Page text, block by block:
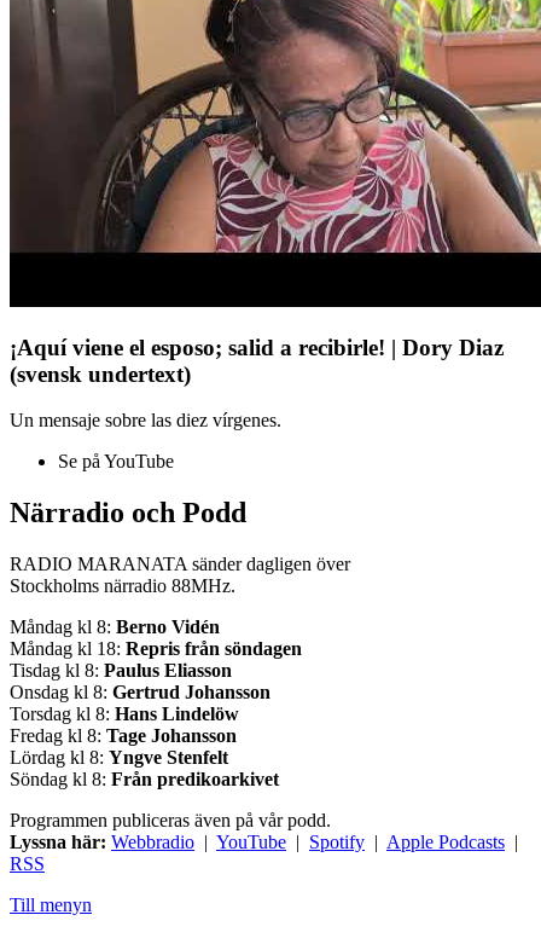
¡Aquí viene el esposo; salid a recibirle! | Dory Diaz
(svensk undertext)
Un mensaje sobre las diez vírgenes.
Se på YouTube
Närradio och Podd
RADIO MARANATA sänder dagligen över
Stockholms närradio 88MHz.
Måndag kl 8: Berno Vidén
Måndag kl 18: Repris från söndagen
Tisdag kl 8: Paulus Eliasson
Onsdag kl 8: Gertrud Johansson
Torsdag kl 8: Hans Lindelöw
Fredag kl 8: Tage Johansson
Lördag kl 8: Yngve Stenfelt
Söndag kl 8: Från predikoarkivet
Programmen publiceras även på vår podd.
Lyssna här: Webbradio | YouTube | Spotify | Apple Podcasts |
RSS
Till menyn